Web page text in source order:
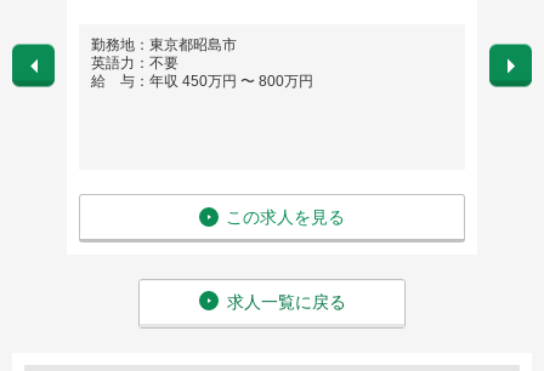
勤務地：東京都昭島市
英語力：不要
給 与：年収 450万円 〜 800万円
この求人を見る
勤務
英語
給
求人一覧に戻る